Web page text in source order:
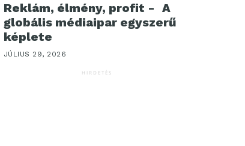
Reklám, élmény, profit - A
globális médiaipar egyszerű
képlete
JÚLIUS 29, 2026
HIRDETÉS